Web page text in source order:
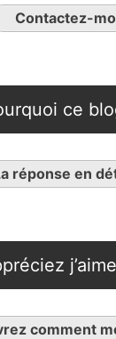
Contactez-
ce
réponse en
comment